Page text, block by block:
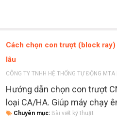
Cách chọn con trượt (block
lâu
CÔNG TY TNHH HỆ THỐNG TỰ ĐỘNG
Hướng dẫn chọn con trượt
loại CA/HA. Giúp máy chạy
Chuyên mục: Bài viết kỹ thuật